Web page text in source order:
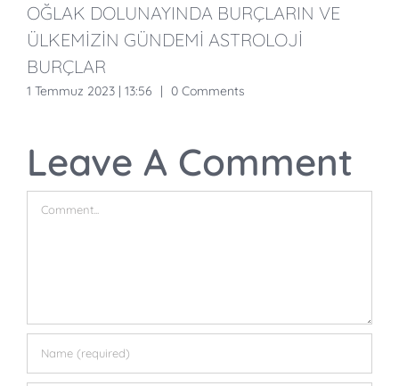
OĞLAK DOLUNAYINDA BURÇLARIN VE
ÜLKEMİZİN GÜNDEMİ ASTROLOJİ
BURÇLAR
1 Temmuz 2023 | 13:56 | 0 Comments
Leave A Comment
Comment